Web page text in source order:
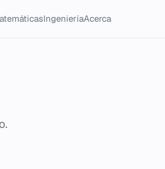
IngenieríaAcerca